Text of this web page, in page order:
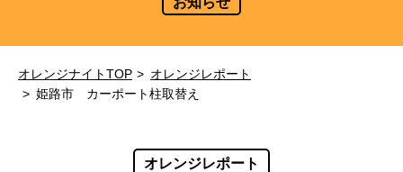
オレンジナイトTOP
オレンジレポート
姫路市 カーポート柱取替え
オレンジレポート